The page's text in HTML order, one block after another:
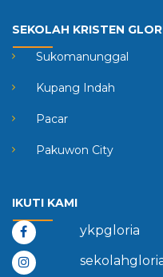
SEKOLAH KRISTEN
Sukomanunggal
Kupang Indah
Pacar
Pakuwon City
IKUTI KAMI
ykpgloria